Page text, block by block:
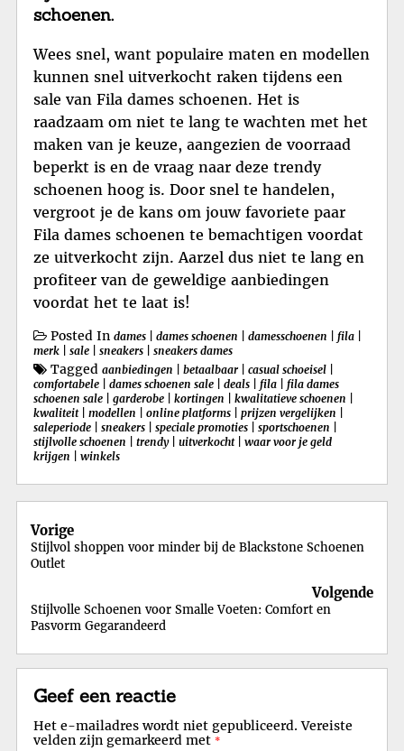
schoenen.
Wees snel, want populaire maten en modellen
kunnen snel uitverkocht raken tijdens een
sale van Fila dames schoenen. Het is
raadzaam om niet te lang te wachten met het
maken van je keuze, aangezien de voorraad
beperkt is en de vraag naar deze trendy
schoenen hoog is. Door snel te handelen,
vergroot je de kans om jouw favoriete paar
Fila dames schoenen te bemachtigen voordat
ze uitverkocht zijn. Aarzel dus niet te lang en
profiteer van de geweldige aanbiedingen
voordat het te laat is!
Posted In dames dames schoenen damesschoenen fila
merk
sale sneakers sneakers dames
Tagged aanbiedingen betaalbaar casual schoeisel
comfortabele
dames schoenen sale deals fila
fila dames
schoenen sale
garderobe kortingen kwalitatieve schoenen
kwaliteit| modellen online platforms prijzen vergelijken
saleperiode
sneakers speciale promoties sportschoenen
stijlvolle schoenen
trendy| uitverkocht| waar voor je geld
krijgen
winkels
Berichtnavigatie
Vorige
Stijlvol shoppen voor minder bij de Blackstone Schoenen
Outlet
Volgende
Stijlvolle Schoenen voor Smalle Voeten: Comfort en
Pasvorm Gegarandeerd
Geef een reactie
Het e-mailadres wordt niet gepubliceerd. Vereiste
velden zijn gemarkeerd met *